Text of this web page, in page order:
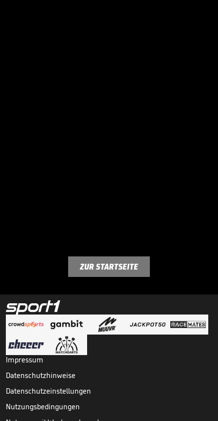
ZUR STARTSEITE
Impressum
Datenschutzhinweise
Datenschutzeinstellungen
Nutzungsbedingungen